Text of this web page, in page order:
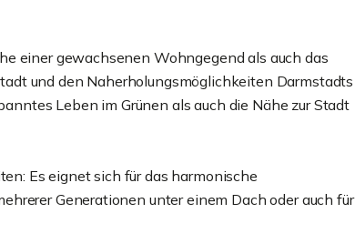
einer gewachsenen Wohngegend als auch das
und den Naherholungsmöglichkeiten Darmstadts
Leben im Grünen als auch die Nähe zur Stadt
Es eignet sich für das harmonische
Generationen unter einem Dach oder auch für